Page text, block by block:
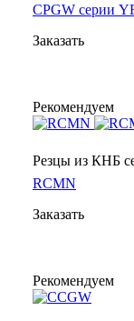
CPGW серии
Заказать
Рекомендуем
Резцы из КНБ
RCMN
Заказать
Рекомендуем